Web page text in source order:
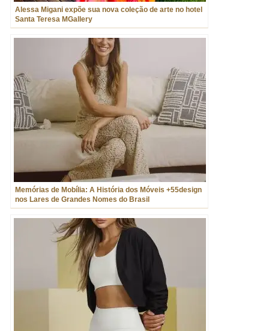
Alessa Migani expõe sua nova coleção de arte no hotel
Santa Teresa MGallery
Memórias de Mobília: A História dos Móveis +55design
nos Lares de Grandes Nomes do Brasil